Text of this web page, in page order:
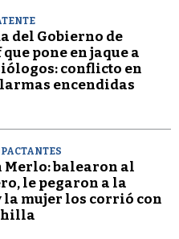
del Gobierno de
pone en jaque a
conflicto en
encendidas
Merlo: balearon al
le pegaron a la
la mujer los corrió con